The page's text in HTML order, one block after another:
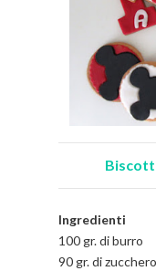
Ingredienti
100 gr. di burro
90 gr. di zucchero